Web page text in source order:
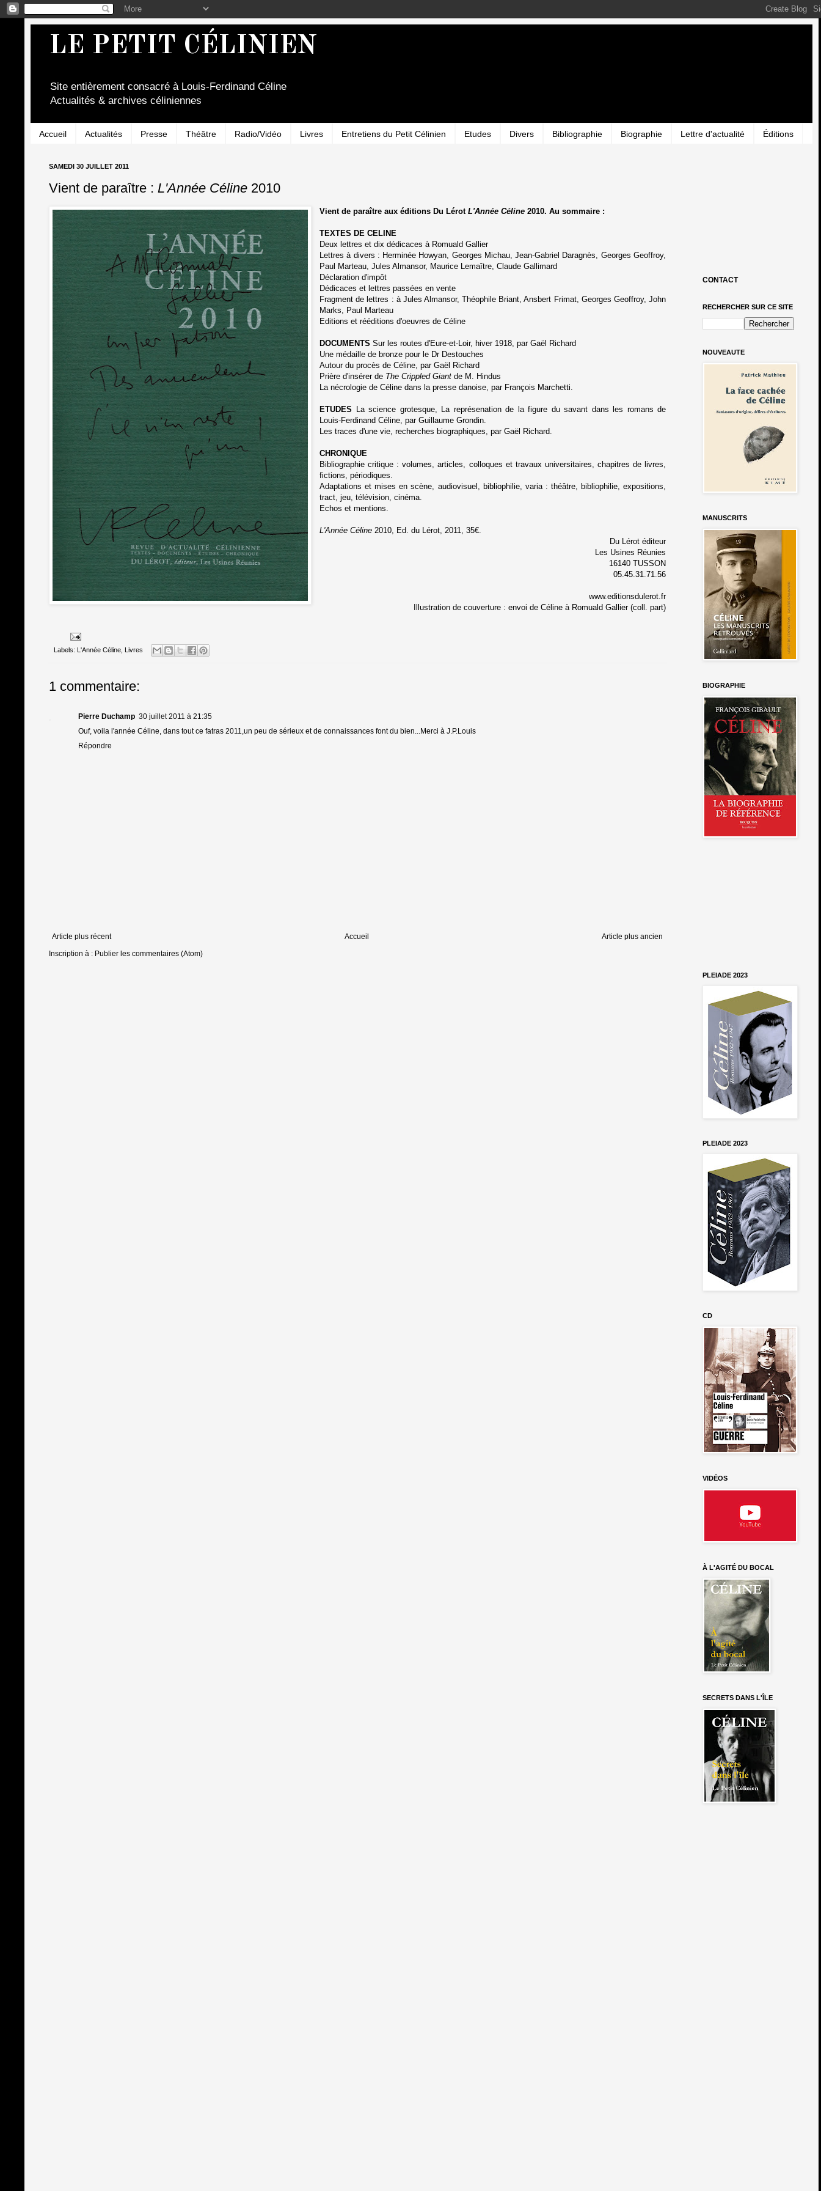
LE PETIT CÉLINIEN
Site entièrement consacré à Louis-Ferdinand Céline
Actualités & archives céliniennes
Accueil Actualités Presse Théâtre Radio/Vidéo Livres Entretiens du Petit Célinien Etudes Divers Bibliographie Biographie Lettre d'actualité Éditions
SAMEDI 30 JUILLET 2011
Vient de paraître : L'Année Céline 2010
Vient de paraître aux éditions Du LérotL'Année Céline 2010. Au sommaire :
TEXTES DE CELINE
Deux lettres et dix dédicaces à Romuald Gallier
Lettres à divers : Herminée Howyan, Georges Michau, Jean-Gabriel Daragnès, Georges Geoffroy,
Paul Marteau, Jules Almansor, Maurice Lemaître, Claude Gallimard
Déclaration d'impôt
Dédicaces et lettres passées en vente
Fragment de lettres : à Jules Almansor, Théophile Briant, Ansbert Frimat, Georges Geoffroy, John
Marks, Paul Marteau
Editions et rééditions d'oeuvres de Céline
DOCUMENTS Sur les routes d'Eure-et-Loir, hiver 1918, par Gaël Richard
Une médaille de bronze pour le Dr Destouches
Autour du procès de Céline, par Gaël Richard
Prière d'insérer de The Crippled Giantde M. Hindus
La nécrologie de Céline dans la presse danoise, par François Marchetti.
ETUDES La science grotesque, La représenation de la figure du savant dans les romans de
Louis-Ferdinand Céline, par Guillaume Grondin.
Les traces d'une vie, recherches biographiques, par Gaël Richard.
CHRONIQUE
Bibliographie critique : volumes, articles, colloques et travaux universitaires, chapitres de livres,
fictions, périodiques.
Adaptations et mises en scène, audiovisuel, bibliophilie, varia : théâtre, bibliophilie, expositions,
tract, jeu, télévision, cinéma.
Echos et mentions.
L'Année Céline 2010, Ed. du Lérot, 2011, 35€.
Du Lérot éditeur
Les Usines Réunies
16140 TUSSON
05.45.31.71.56
www.editionsdulerot.fr
Illustration de couverture : envoi de Céline à Romuald Gallier (coll. part)
Labels: L'Année Céline Livres
1 commentaire:
Pierre Duchamp 30 juillet 2011 à 21:35
Ouf, voila l'année Céline, dans tout ce fatras 2011,un peu de sérieux et de connaissances font du bien...Merci à J.P.Louis
Répondre
Article plus récent Article plus ancien
Accueil
Inscription à : Publier les commentaires (Atom)
CONTACT
RECHERCHER SUR CE SITE
NOUVEAUTE
MANUSCRITS
BIOGRAPHIE
PLEIADE 2023
PLEIADE 2023
CD
VIDÉOS
À L'AGITÉ DU BOCAL
SECRETS DANS L'ÎLE